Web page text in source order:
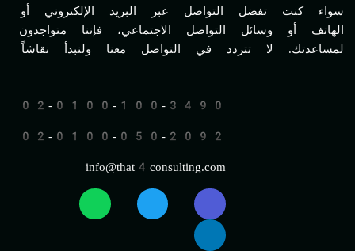
سواء كنت تفضل التواصل عبر البريد الإلكتروني أو
الهاتف أو وسائل التواصل الاجتماعي، فإننا متواجدون
لمساعدتك. لا تتردد في التواصل معنا ولنبدأ نقاشاً
02-0100-100-3490
02-0100-050-2092
info@that4consulting.com